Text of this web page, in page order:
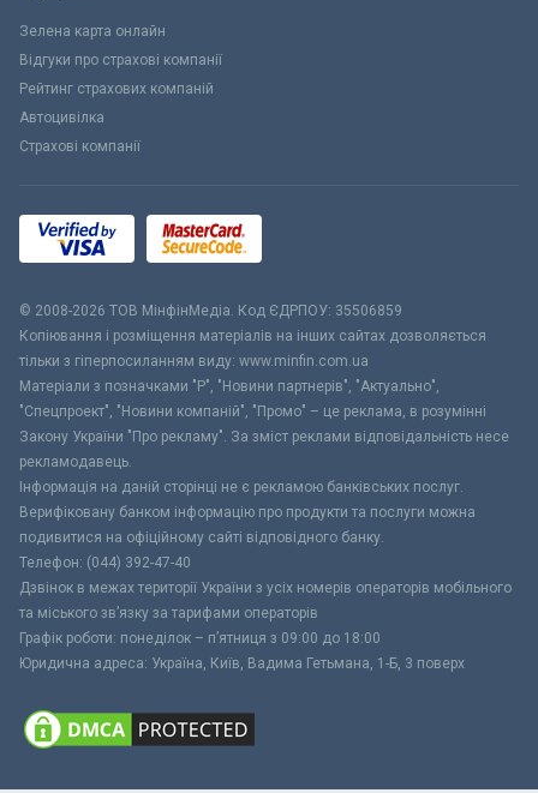
Зелена карта онлайн
Відгуки про страхові компанії
Рейтинг страхових компаній
Автоцивілка
Страхові компанії
© 2008-2026 ТОВ МiнфiнМедiа. Код ЄДРПОУ: 35506859
Копіювання і розміщення матеріалів на інших сайтах дозволяється
тільки з гіперпосиланням виду: www.minfin.com.ua
Матеріали з позначками "Р", "Новини партнерів", "Актуально",
"Спецпроект", "Новини компаній", "Промо" – це реклама, в розумінні
Закону України "Про рекламу". За зміст реклами відповідальність несе
рекламодавець.
Інформація на даній сторінці не є рекламою банківських послуг.
Верифіковану банком інформацію про продукти та послуги можна
подивитися на офіційному сайті відповідного банку.
Телефон: (044) 392-47-40
Дзвінок в межах території України з усіх номерів операторів мобільного
та міського зв’язку за тарифами операторів
Графік роботи: понеділок – п’ятниця з 09:00 до 18:00
Юридична адреса: Україна, Київ, Вадима Гетьмана, 1-Б, 3 поверх